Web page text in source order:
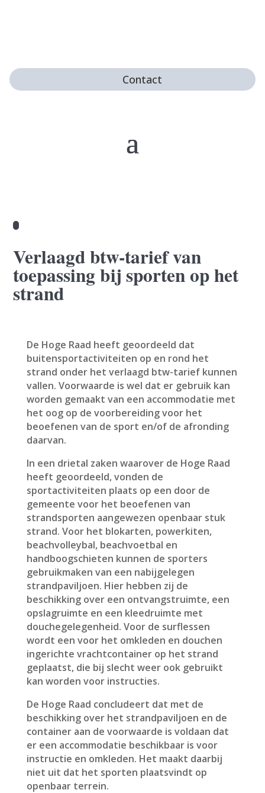
Contact
Verlaagd btw-tarief van
toepassing bij sporten op het
strand
De Hoge Raad heeft geoordeeld dat
buitensportactiviteiten op en rond het
strand onder het verlaagd btw-tarief kunnen
vallen. Voorwaarde is wel dat er gebruik kan
worden gemaakt van een accommodatie met
het oog op de voorbereiding voor het
beoefenen van de sport en/of de afronding
daarvan.
In een drietal zaken waarover de Hoge Raad
heeft geoordeeld, vonden de
sportactiviteiten plaats op een door de
gemeente voor het beoefenen van
strandsporten aangewezen openbaar stuk
strand. Voor het blokarten, powerkiten,
beachvolleybal, beachvoetbal en
handboogschieten kunnen de sporters
gebruikmaken van een nabijgelegen
strandpaviljoen. Hier hebben zij de
beschikking over een ontvangstruimte, een
opslagruimte en een kleedruimte met
douchegelegenheid. Voor de surflessen
wordt een voor het omkleden en douchen
ingerichte vrachtcontainer op het strand
geplaatst, die bij slecht weer ook gebruikt
kan worden voor instructies.
De Hoge Raad concludeert dat met de
beschikking over het strandpaviljoen en de
container aan de voorwaarde is voldaan dat
er een accommodatie beschikbaar is voor
instructie en omkleden. Het maakt daarbij
niet uit dat het sporten plaatsvindt op
openbaar terrein.